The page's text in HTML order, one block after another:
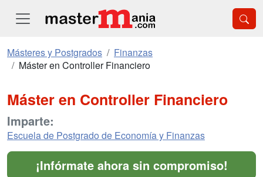
Másteres y Postgrados
Finanzas
Máster en Controller Financiero
Máster en Controller Financiero
Imparte:
Escuela de Postgrado de Economía y Finanzas
¡Infórmate ahora sin compromiso!